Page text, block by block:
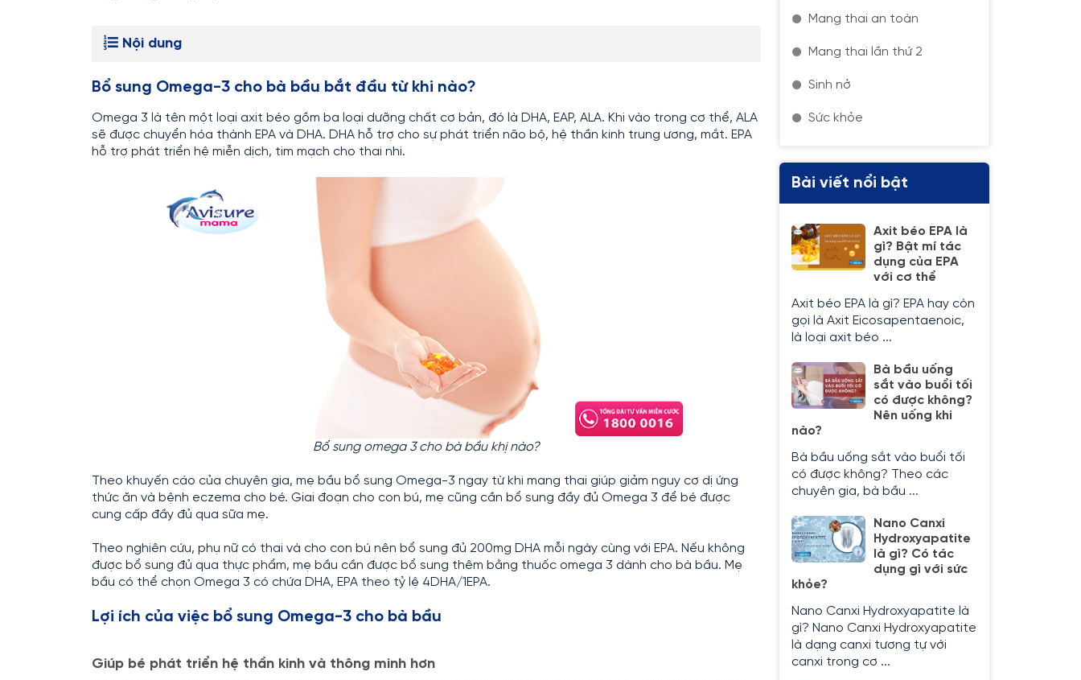
Nội dung
Bổ sung Omega-3 cho bà bầu bắt đầu từ khi nào?
Omega 3 là tên một loại axit béo gồm ba loại dưỡng chất cơ bản, đó là DHA, EAP, ALA. Khi vào trong cơ thể, ALA
sẽ được chuyển hóa thành EPA và DHA. DHA hỗ trợ cho sự phát triển não bộ, hệ thần kinh trung ương, mắt. EPA
hỗ trợ phát triển hệ miễn dịch, tim mạch cho thai nhi.
Bổ sung omega 3 cho bà bầu khị nào?
Theo khuyến cáo của chuyên gia, mẹ bầu bổ sung Omega-3 ngay từ khi mang thai giúp giảm nguy cơ dị ứng
thức ăn và bệnh eczema cho bé. Giai đoạn cho con bú, mẹ cũng cần bổ sung đầy đủ Omega 3 để bé được
cung cấp đầy đủ qua sữa mẹ.
Theo nghiên cứu, phụ nữ có thai và cho con bú nên bổ sung đủ 200mg DHA mỗi ngày cùng với EPA. Nếu không
được bổ sung đủ qua thực phẩm, mẹ bầu cần được bổ sung thêm bằng thuốc omega 3 dành cho bà bầu. Mẹ
bầu có thể chọn Omega 3 có chứa DHA, EPA theo tỷ lệ 4DHA/1EPA.
Lợi ích của việc bổ sung Omega-3 cho bà bầu
Giúp bé phát triển hệ thần kinh và thông minh hơn
Mang thai an toàn
Mang thai lần thứ 2
Sinh nở
Sức khỏe
Bài viết nổi bật
Axit béo EPA là
gì? Bật mí tác
dụng của EPA
với cơ thể
Axit béo EPA là gì? EPA hay còn
gọi là Axit Eicosapentaenoic,
là loại axit béo ...
Bà bầu uống
sắt vào buổi tối
có được không?
Nên uống khi
nào?
Bà bầu uống sắt vào buổi tối
có được không? Theo các
chuyên gia, bà bầu ...
Nano Canxi
Hydroxyapatite
là gì? Có tác
dụng gì với sức
khỏe?
Nano Canxi Hydroxyapatite là
gì? Nano Canxi Hydroxyapatite
là dạng canxi tương tự với
canxi trong cơ ...